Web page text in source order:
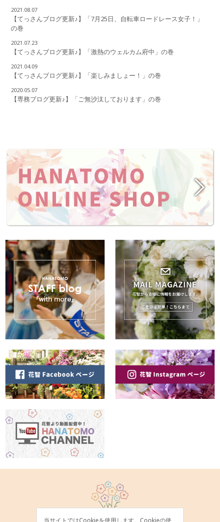
当サイトではCookieを使用します。Cookieの使
2021.08.07
【てっさんブログ更新♪】「7月25日、自転車ロードレース女子！」
の巻
2021.07.23
【てっさんブログ更新♪】「激熱のウェルカム府中」の巻
2021.04.09
【てっさんブログ更新♪】「楽しみましょー！」の巻
2020.05.07
【専務ブログ更新♪】「ご無沙汰しております」の巻